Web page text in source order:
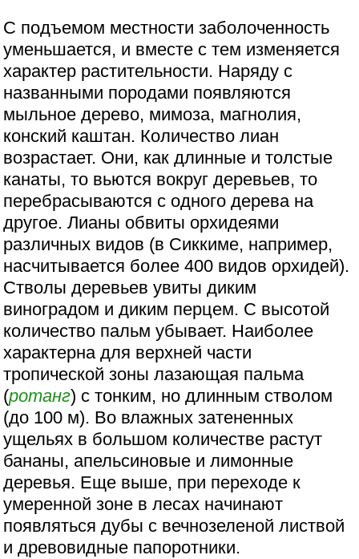
С подъемом местности заболоченность
уменьшается, и вместе с тем изменяется
характер растительности. Наряду с
названными породами появляются
мыльное дерево, мимоза, магнолия,
конский каштан. Количество лиан
возрастает. Они, как длинные и толстые
канаты, то вьются вокруг деревьев, то
перебрасываются с одного дерева на
другое. Лианы обвиты орхидеями
различных видов (в Сиккиме, например,
насчитывается более 400 видов орхидей).
Стволы деревьев увиты диким
виноградом и диким перцем. С высотой
количество пальм убывает. Наиболее
характерна для верхней части
тропической зоны лазающая пальма
(ротанг) с тонким, но длинным стволом
(до 100 м). Во влажных затененных
ущельях в большом количестве растут
бананы, апельсиновые и лимонные
деревья. Еще выше, при переходе к
умеренной зоне в лесах начинают
появляться дубы с вечнозеленой листвой
и древовидные папоротники.